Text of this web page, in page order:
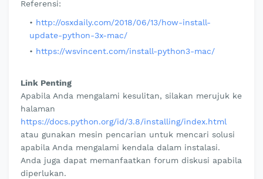
Referensi:
http://osxdaily.com/2018/06/13/how-install-
update-python-3x-mac/
https://wsvincent.com/install-python3-mac/
Link Penting
Apabila Anda mengalami kesulitan, silakan merujuk ke
halaman
https://docs.python.org/id/3.8/installing/index.html
atau gunakan mesin pencarian untuk mencari solusi
apabila Anda mengalami kendala dalam instalasi.
Anda juga dapat memanfaatkan forum diskusi apabila
diperlukan.